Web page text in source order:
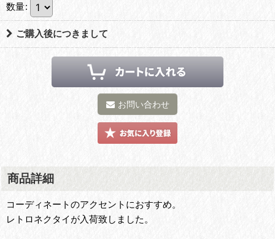
数量:
ご購入後につきまして
お問い合わせ
商品詳細
コーディネートのアクセントにおすすめ。
レトロネクタイが入荷致しました。